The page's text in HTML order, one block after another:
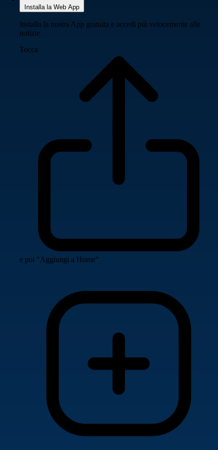
Installa la Web App
Installa la nostra App gratuita e accedi più velocemente alle
notizie
Tocca
e poi "Aggiungi a Home"